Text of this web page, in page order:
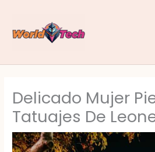
content
Delicado Mujer
Tatuajes De